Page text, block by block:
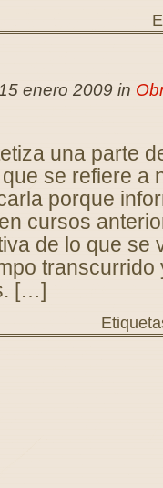
enero 2009 in
una parte
se refiere a
porque
cursos
de lo que se
transcurrido
[…]